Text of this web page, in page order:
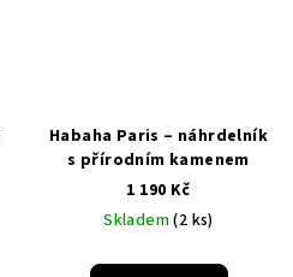
Habaha Paris – náhrdelník
s přírodním kamenem
1 190 Kč
Skladem(2 ks)